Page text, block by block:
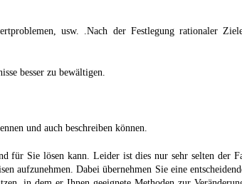
usw. .Nach der Festlegung rationaler
besser zu bewältigen.
und auch beschreiben können.
für Sie lösen kann. Leider ist dies nur sehr selten der
aufzunehmen. Dabei übernehmen Sie eine